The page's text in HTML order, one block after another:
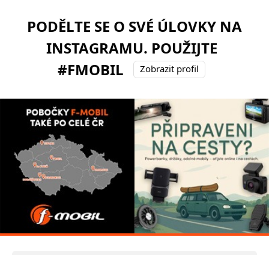
PODĚLTE SE O SVÉ ÚLOVKY NA
INSTAGRAMU. POUŽIJTE
#FMOBIL
Zobrazit profil